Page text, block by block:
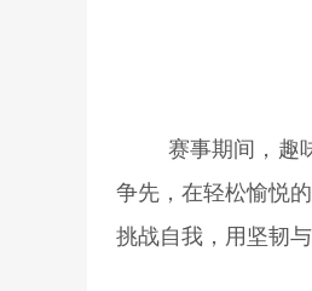
赛事期间，趣
争先，在轻松愉悦
挑战自我，用坚韧